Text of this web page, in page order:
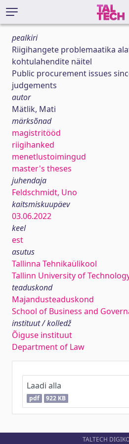
pealkiri
Riigihangete problemaatika
kohtulahendite näitel
Public procurement issues
judgements
autor
Mätlik, Mati
märksõnad
magistritööd
riigihanked
menetlustoimingud
master's theses
juhendaja
Feldschmidt, Uno
kaitsmiskuupäev
03.06.2022
keel
est
asutus
Tallinna Tehnikaülikool
Tallinn University of
teaduskond
Majandusteaduskond
School of Business and
instituut / kolledž
Õiguse instituut
Department of Law
Laadi alla
pdf 922 KB
TALTECH